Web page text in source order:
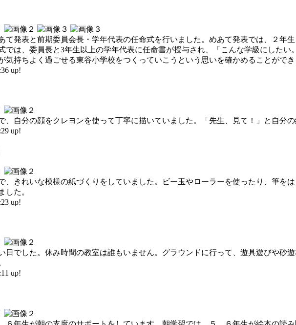
発表と前期委員会長・学年代表の任命式を行いました。めあて発表では、２年
では、委員長と3年生以上の学年代表に任命書が授与され、「こんな学級にしたい
気持ちよく過ごせる東谷小学校をつくっていこうという思いを確かめることができ
up!
自分の顔をクレヨンを使って丁寧に描いていました。「先生、見て！」と自分の
up!
きれいな模様の紙づくりをしていました。ビー玉やローラーを使ったり、筆を
した。
up!
でした。休み時間の教室は誰もいません。グラウンドに行って、遊具遊びや砂
up!